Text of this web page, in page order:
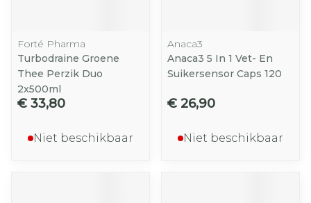
Forté Pharma
Turbodraine Groene
Thee Perzik Duo
2x500ml
€ 33,80
Niet beschikbaar
Anaca3
Anaca3 5 In 1 Vet- En
Suikersensor Caps 120
€ 26,90
Niet beschikbaar